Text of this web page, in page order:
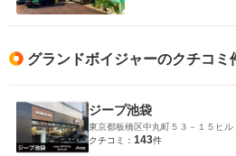
グランドボイジャーのクチコミ
ジープ池袋
東京都板橋区中丸町５３－１５ヒル
クチコミ： 143件